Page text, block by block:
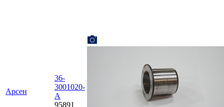
Aрсен
36-
3001020-
А
95891